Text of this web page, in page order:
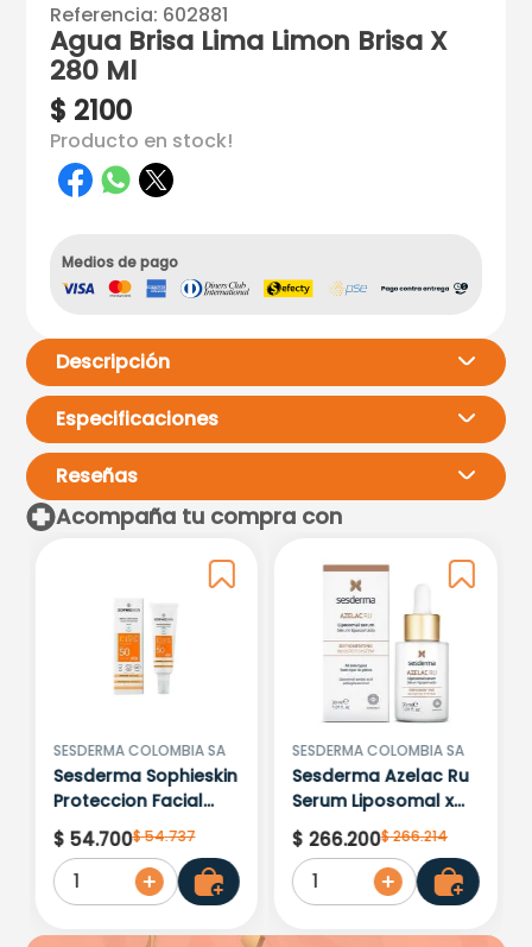
Referencia: 602881
Agua Brisa Lima Limon Brisa X
280 Ml
$ 2100
Producto en stock!
Medios de pago
Descripción
Especificaciones
Reseñas
Por favor, inicia sesión para
escribir un comentario.
Más reciente
Acompaña tu compra con
SESDERMA COLOMBIA SA
Sesderma Sophieskin
Proteccion Facial
Kids Hypoallergenic
Spf 500 Moisturising
$ 54.700$54.737
1
SESDERMA COLOMBIA SA
Sesderma Azelac Ru
Serum Liposomal x
30ml
$ 266.200$266.214
1